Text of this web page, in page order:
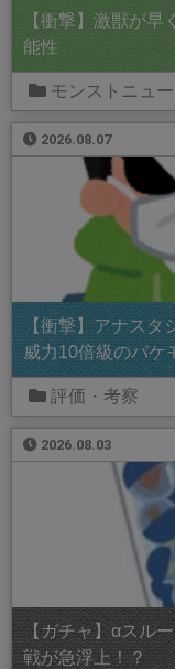
【衝撃】激獣が早
能性
モンストニュー
2026.08.07
【衝撃】アナスタ
威力10倍級のバケ
評価・考察
2026.08.03
【ガチャ】αスル
戦が急浮上！？